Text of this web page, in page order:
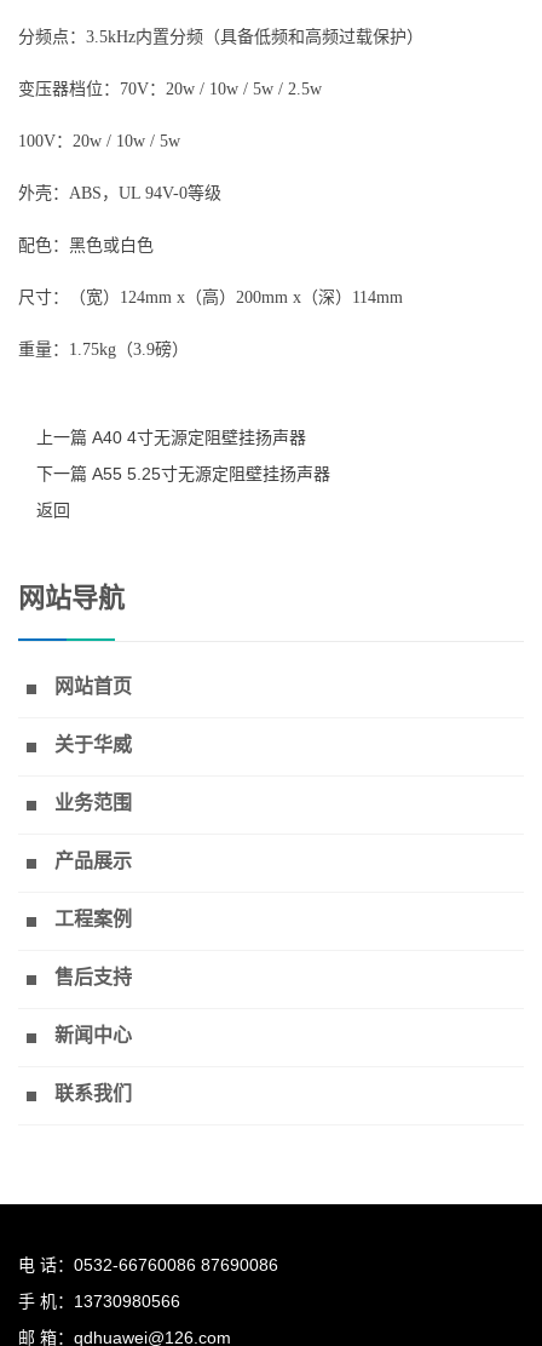
分频点：3.5kHz内置分频（具备低频和高频过载保护）
变压器档位：70V：20w / 10w / 5w / 2.5w
100V：20w / 10w / 5w
外壳：ABS，UL 94V-0等级
配色：黑色或白色
尺寸：（宽）124mm x（高）200mm x（深）114mm
重量：1.75kg（3.9磅）
上一篇 A40 4寸无源定阻壁挂扬声器
下一篇 A55 5.25寸无源定阻壁挂扬声器
返回
网站导航
网站首页
关于华威
业务范围
产品展示
工程案例
售后支持
新闻中心
联系我们
电 话：0532-66760086 87690086
手 机：13730980566
邮 箱：qdhuawei@126.com